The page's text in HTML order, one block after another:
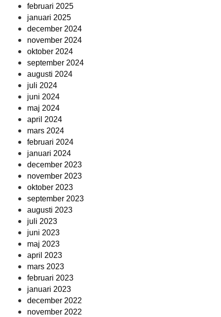
februari 2025
januari 2025
december 2024
november 2024
oktober 2024
september 2024
augusti 2024
juli 2024
juni 2024
maj 2024
april 2024
mars 2024
februari 2024
januari 2024
december 2023
november 2023
oktober 2023
september 2023
augusti 2023
juli 2023
juni 2023
maj 2023
april 2023
mars 2023
februari 2023
januari 2023
december 2022
november 2022